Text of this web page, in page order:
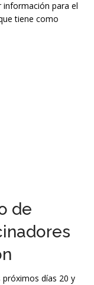
información para el
tiene como
de
próximos días 20 y